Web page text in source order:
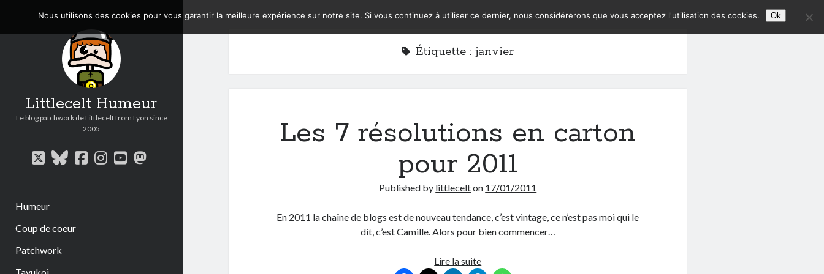
Littlecelt Humeur
Le blog patchwork de Littlecelt from Lyon since
2005
twitterbluesky
facebook
instagram
youtube
mastodon
Humeur
Coup de coeur
Patchwork
Étiquette :janvier
Les 7 résolutions en carton
pour 2011
Published by littlecelton 17/01/2011
En 2011 la chaîne de blogs est de nouveau tendance, c’est vintage, ce n’est pas moi qui le
dit, c’est Camille. Alors pour bien commencer…
Lire la suiteLes
Nous utilisons des cookies pour vous garantir la meilleure expérience sur notre site. Si vous continuez à utiliser ce dernier, nous considérerons que vous acceptez l'utilisation des cookies. Ok